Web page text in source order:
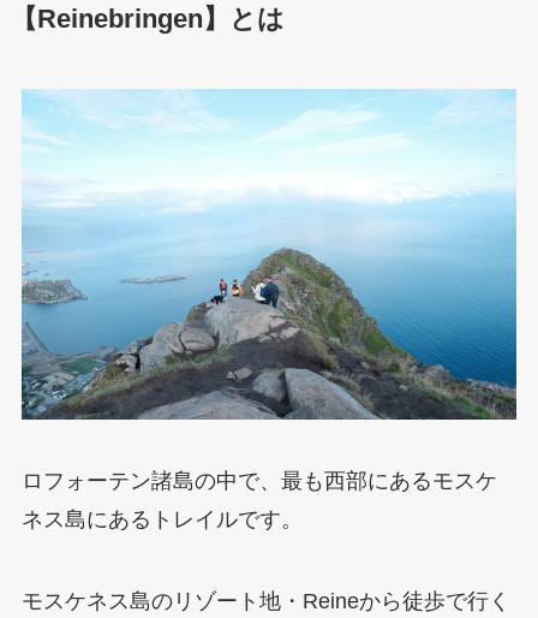
【Reinebringen】とは
ロフォーテン諸島の中で、最も西部にあるモスケ
ネス島にあるトレイルです。
モスケネス島のリゾート地・Reineから徒歩で行く